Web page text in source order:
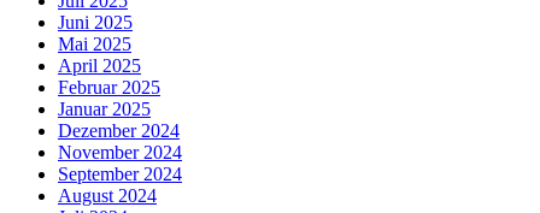
Juni 2025
Mai 2025
April 2025
Februar 2025
Januar 2025
Dezember 2024
November 2024
September 2024
August 2024